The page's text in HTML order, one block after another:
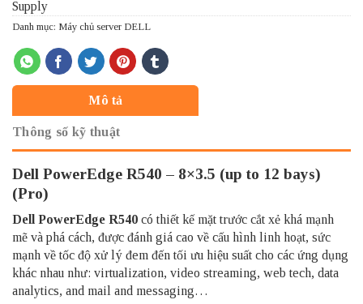
Danh mục: Máy chủ server DELL
Mô tả
Thông số kỹ thuật
Dell PowerEdge R540 – 8×3.5 (up to 12 bays)
(Pro)
Dell PowerEdge R540 có thiết kế mặt trước cắt xẻ khá mạnh
mẽ và phá cách, được đánh giá cao về cấu hình linh hoạt, sức
mạnh về tốc độ xử lý đem đến tối ưu hiệu suất cho các ứng dụng
khác nhau như: virtualization, video streaming, web tech, data
analytics, and mail and messaging…